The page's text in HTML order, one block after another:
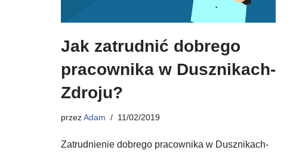
Jak zatrudnić dobrego
pracownika w Dusznikach-
Zdroju?
przezAdam 11/02/2019
Zatrudnienie dobrego pracownika w Dusznikach-